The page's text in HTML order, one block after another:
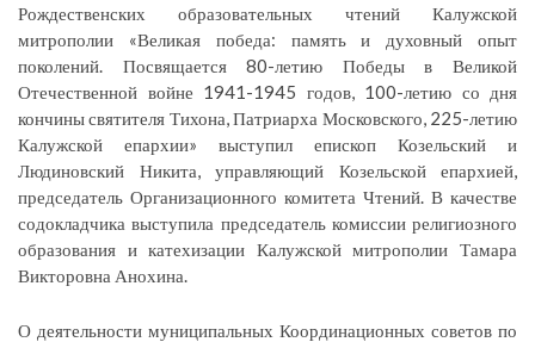
Рождественских образовательных чтений Калужской
митрополии «Великая победа: память и духовный опыт
поколений. Посвящается 80-летию Победы в Великой
Отечественной войне 1941-1945 годов, 100-летию со дня
кончины святителя Тихона, Патриарха Московского, 225-летию
Калужской епархии» выступил епископ Козельский и
Людиновский Никита, управляющий Козельской епархией,
председатель Организационного комитета Чтений. В качестве
содокладчика выступила председатель комиссии религиозного
образования и катехизации Калужской митрополии Тамара
Викторовна Анохина.
О деятельности муниципальных Координационных советов по